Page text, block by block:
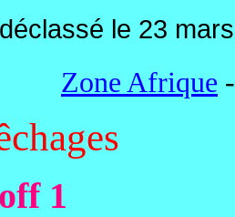
le 23
Zone Afrique
1